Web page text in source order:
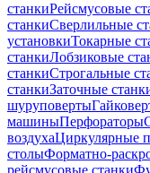
станкиРейсмусовые
станкиСверлильные
установкиТокарные
станкиЛобзиковые
станкиСтрогальные
станкиЗаточные
шуруповерты
машиныПерфораторы
воздухаЦиркулярные
столыФорматно-
рейсмусовые станки